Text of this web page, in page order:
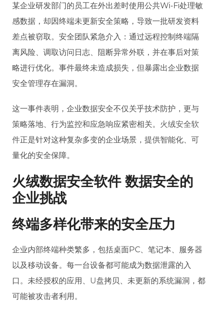
某企业研发部门的员工在外出差时使用公共Wi-Fi处理敏
感数据，却因终端未更新安全策略，导致一批研发资料
差点被窃取。安全团队紧急介入：通过远程控制终端隔
离风险、调取访问日志、阻断异常外联，并在事后对策
略进行优化。事件最终未造成损失，但暴露出企业数据
安全管理存在漏洞。
这一事件表明，企业数据安全不仅关乎技术防护，更与
策略落地、行为监控和应急响应紧密相关。
火绒安全软
件正是针对这种复杂多变的企业场景，提供智能化、可
量化的安全保障。
火绒数据安全软件 数据安全的
企业挑战
终端多样化带来的安全压力
企业内部终端种类繁多，包括桌面PC、笔记本、服务器
以及移动设备。每一台设备都可能成为数据泄露的入
口。未经授权的应用、 U盘拷贝、未更新的系统漏洞，都
可能被攻击者利用。